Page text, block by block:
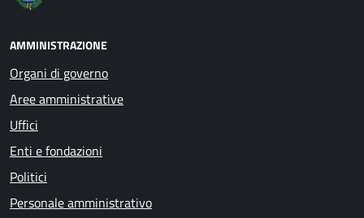
AMMINISTRAZIONE
Organi di governo
Aree amministrative
Uffici
Enti e fondazioni
Politici
Personale amministrativo